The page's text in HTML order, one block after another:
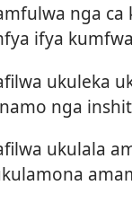
nga
ifya
ukuleka
nga
ukulala